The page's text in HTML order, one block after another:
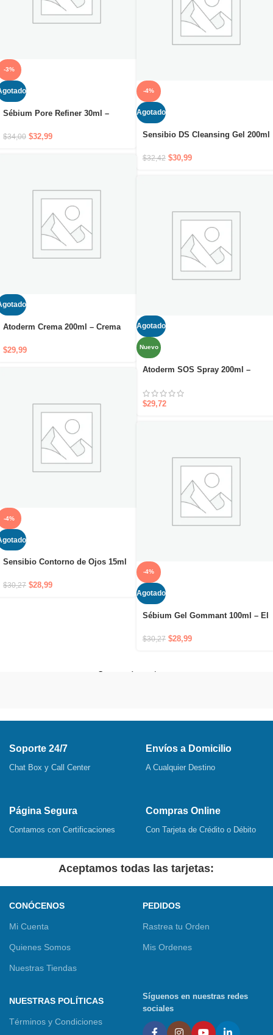
-3%
Sébium Pore Refiner 30ml –
dilatados persistentes
$34,00 $32,99
-4%
Agotado
Sensibio DS Cleansing Gel 200ml
antienrojeces y antiescamas
$32,42 $30,99
Atoderm Crema 200ml – Crema
nutritivo y protector
$29,99
Agotado
Nuevo
Atoderm SOS Spray 200ml –
solo gesto
$29,72
-4%
Sensibio Contorno de Ojos 15ml
hidratante para el contorno de
$30,27 $28,99
-4%
Agotado
Sébium Gel Gommant 100ml – El
$30,27 $28,99
Cargar más productos
Soporte 24/7
Chat Box y Call Center
Envíos a Domicilio
A Cualquier Destino
Página Segura
Contamos con Certificaciones
Compras Online
Con Tarjeta de Crédito o Débito
Aceptamos todas las tarjetas:
CONÓCENOS
Mi Cuenta
Quienes Somos
Nuestras Tiendas
PEDIDOS
Rastrea tu Orden
Mis Ordenes
NUESTRAS POLÍTICAS
Términos y Condiciones
Síguenos en nuestras redes
sociales